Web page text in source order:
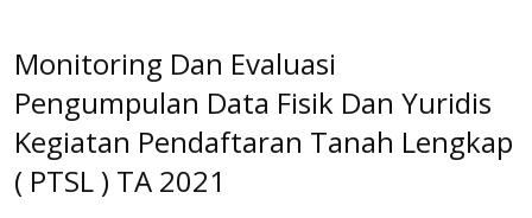
Monitoring Dan Evaluasi
Pengumpulan Data Fisik Dan Yuridis
Kegiatan Pendaftaran Tanah Lengkap
( PTSL ) TA 2021